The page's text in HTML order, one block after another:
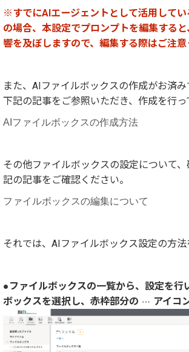
※すでにAIエージェントとして活用して
の場合、本設定でプロンプトを編集する
響を及ぼしますので、編集する際はご注意
また、AIファイルボックスの作成がお済
下記の記事をご参照いただき、作成を行っ
AIファイルボックスの作成方法
その他ファイルボックスの設定について
記の記事をご確認ください。
ファイルボックスの編集について
それでは、AIファイルボックス設定の方法
●ファイルボックスの一覧から、設定を行
ボックスを選択し、赤枠部分の
アイコ